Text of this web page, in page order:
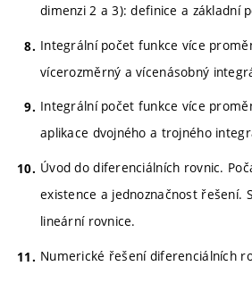
dimenzi 2 a 3): definice a základní
Integrální počet funkce více
vícerozměrný a vícenásobný
Integrální počet funkce více
aplikace dvojného a trojného
Úvod do diferenciálních rovnic.
existence a jednoznačnost řešení.
lineární rovnice.
Numerické řešení diferenciálních